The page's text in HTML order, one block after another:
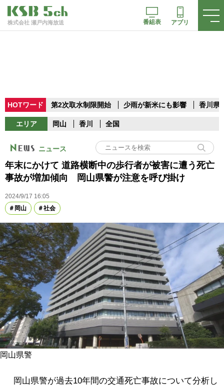
株式会社 瀬戸内海放送 番組表 アプリ
HOTワード 第2次取水制限開始 少雨が新米にも影響 香川県
エリア 岡山 香川 全国
ニュース
年末にかけて 道路横断中の歩行者が被害に遭う死亡
事故が増加傾向 岡山県警が注意を呼び掛け
2024/9/17 16:05
岡山
社会
岡山県警
岡山県警が過去10年間の交通死亡事故について分析し